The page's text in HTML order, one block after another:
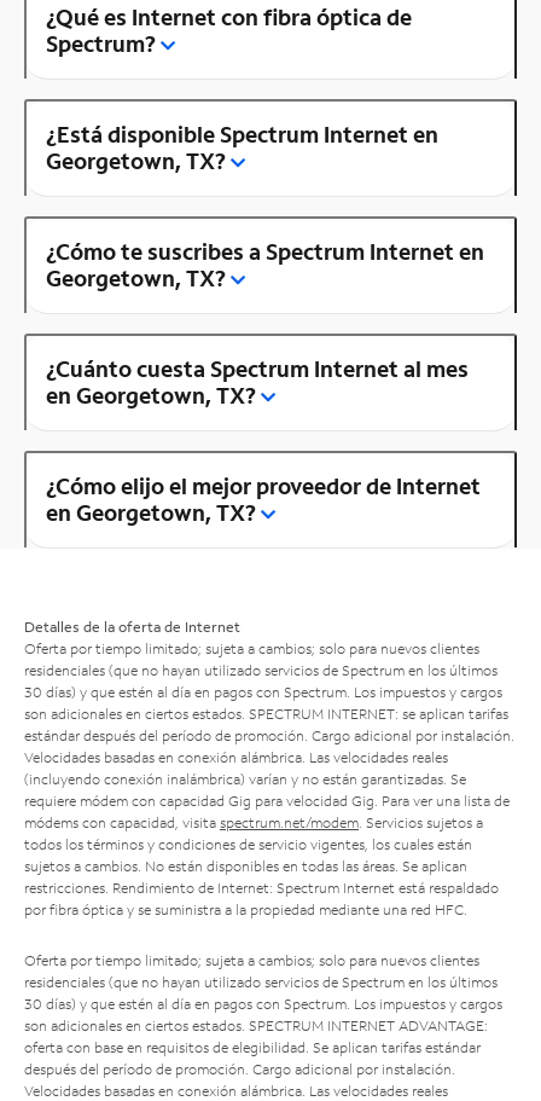
¿Qué es Internet con fibra óptica de
Spectrum?
¿Está disponible Spectrum Internet en
Georgetown, TX?
¿Cómo te suscribes a Spectrum Internet en
Georgetown, TX?
¿Cuánto cuesta Spectrum Internet al mes
en Georgetown, TX?
¿Cómo elijo el mejor proveedor de Internet
en Georgetown, TX?
Detalles de la oferta de Internet
Oferta por tiempo limitado; sujeta a cambios; solo para nuevos clientes
residenciales (que no hayan utilizado servicios de Spectrum en los últimos
30 días) y que estén al día en pagos con Spectrum. Los impuestos y cargos
son adicionales en ciertos estados. SPECTRUM INTERNET: se aplican tarifas
estándar después del período de promoción. Cargo adicional por instalación.
Velocidades basadas en conexión alámbrica. Las velocidades reales
(incluyendo conexión inalámbrica) varían y no están garantizadas. Se
requiere módem con capacidad Gig para velocidad Gig. Para ver una lista de
módems con capacidad, visita spectrum.net/modem . Servicios sujetos a
todos los términos y condiciones de servicio vigentes, los cuales están
sujetos a cambios. No están disponibles en todas las áreas. Se aplican
restricciones. Rendimiento de Internet: Spectrum Internet está respaldado
por fibra óptica y se suministra a la propiedad mediante una red HFC.
Oferta por tiempo limitado; sujeta a cambios; solo para nuevos clientes
residenciales (que no hayan utilizado servicios de Spectrum en los últimos
30 días) y que estén al día en pagos con Spectrum. Los impuestos y cargos
son adicionales en ciertos estados. SPECTRUM INTERNET ADVANTAGE:
oferta con base en requisitos de elegibilidad. Se aplican tarifas estándar
después del período de promoción. Cargo adicional por instalación.
Velocidades basadas en conexión alámbrica. Las velocidades reales